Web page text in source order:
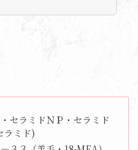
セラミドＮＰ・セラミド
ラミド)